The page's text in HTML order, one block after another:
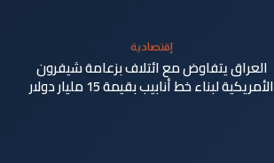
إقتصادية
العراق يتفاوض مع ائتلاف بزعامة شيفرون
الأمريكية لبناء خط أنابيب بقيمة 15 مليار دولار